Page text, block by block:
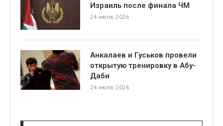
Израиль после финала ЧМ
24 июля, 2026
Анкалаев и Гуськов провели
открытую тренировку в Абу-
Даби
24 июля, 2026